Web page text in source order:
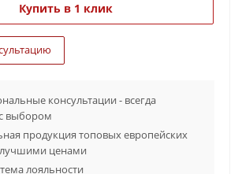
Купить в 1 клик
консультации - всегда
выбором
продукция топовых европейских
ценами
лояльности